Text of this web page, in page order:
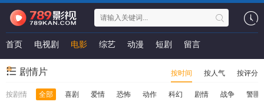
首页 电视剧 电影 综艺 动漫 短剧 留言
剧情片 按时间 按人气 按评分
按剧情 全部 喜剧 爱情 恐怖 动作 科幻 剧情 战争 警匪